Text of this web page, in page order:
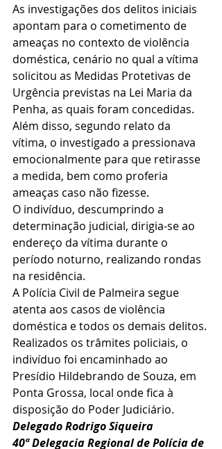
As investigações dos delitos iniciais
apontam para o cometimento de
ameaças no contexto de violência
doméstica, cenário no qual a vítima
solicitou as Medidas Protetivas de
Urgência previstas na Lei Maria da
Penha, as quais foram concedidas.
Além disso, segundo relato da
vítima, o investigado a pressionava
emocionalmente para que retirasse
a medida, bem como proferia
ameaças caso não fizesse.
O indivíduo, descumprindo a
determinação judicial, dirigia-se ao
endereço da vítima durante o
período noturno, realizando rondas
na residência.
A Polícia Civil de Palmeira segue
atenta aos casos de violência
doméstica e todos os demais delitos.
Realizados os trâmites policiais, o
indivíduo foi encaminhado ao
Presídio Hildebrando de Souza, em
Ponta Grossa, local onde fica à
disposição do Poder Judiciário.
Delegado Rodrigo Siqueira
40ª Delegacia Regional de Polícia de